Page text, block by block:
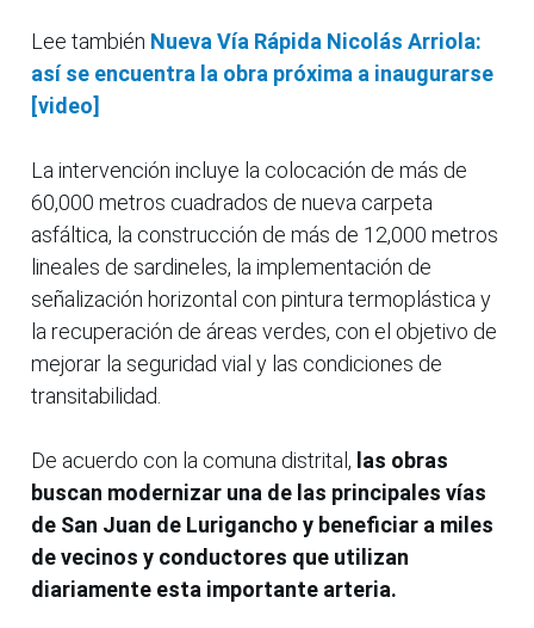
Lee también Nueva Vía Rápida Nicolás Arriola:
así se encuentra la obra próxima a inaugurarse
[video]
La intervención incluye la colocación de más de
60,000 metros cuadrados de nueva carpeta
asfáltica, la construcción de más de 12,000 metros
lineales de sardineles, la implementación de
señalización horizontal con pintura termoplástica y
la recuperación de áreas verdes, con el objetivo de
mejorar la seguridad vial y las condiciones de
transitabilidad.
De acuerdo con la comuna distrital, las obras
buscan modernizar una de las principales vías
de San Juan de Lurigancho y beneficiar a miles
de vecinos y conductores que utilizan
diariamente esta importante arteria.